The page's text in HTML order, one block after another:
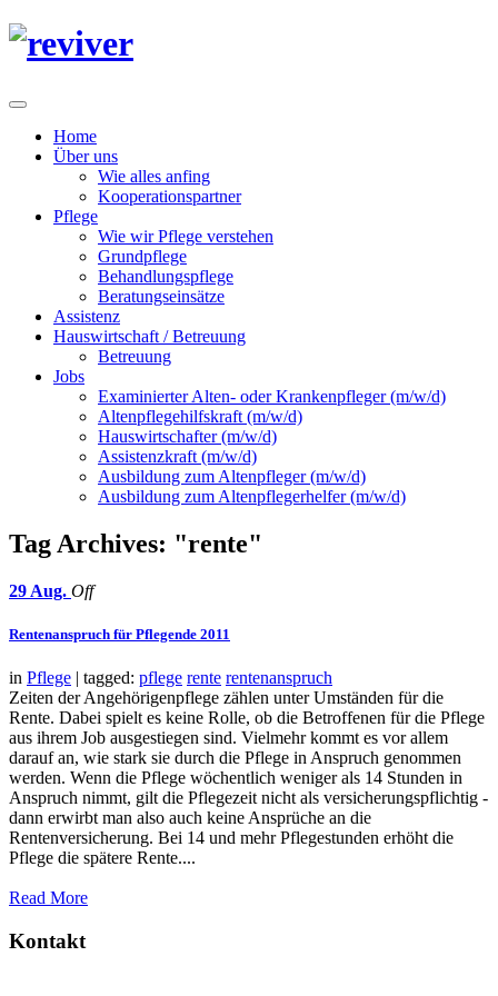
Home
Über uns
Wie alles anfing
Kooperationspartner
Pflege
Wie wir Pflege verstehen
Grundpflege
Behandlungspflege
Beratungseinsätze
Assistenz
Hauswirtschaft / Betreuung
Betreuung
Jobs
Examinierter Alten- oder Krankenpfleger (m/w/d)
Altenpflegehilfskraft (m/w/d)
Hauswirtschafter (m/w/d)
Assistenzkraft (m/w/d)
Ausbildung zum Altenpfleger (m/w/d)
Ausbildung zum Altenpflegerhelfer (m/w/d)
Tag Archives: "rente"
29 Aug. Off
Rentenanspruch für Pflegende 2011
in Pflege | tagged: pflege rente rentenanspruch
Zeiten der Angehörigenpflege zählen unter Umständen für die
Rente. Dabei spielt es keine Rolle, ob die Betroffenen für die Pflege
aus ihrem Job ausgestiegen sind. Vielmehr kommt es vor allem
darauf an, wie stark sie durch die Pflege in Anspruch genommen
werden. Wenn die Pflege wöchentlich weniger als 14 Stunden in
Anspruch nimmt, gilt die Pflegezeit nicht als versicherungspflichtig -
dann erwirbt man also auch keine Ansprüche an die
Rentenversicherung. Bei 14 und mehr Pflegestunden erhöht die
Pflege die spätere Rente....
Read More
Kontakt